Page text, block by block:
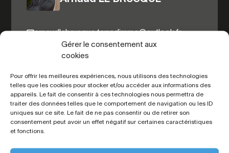
Gérer le consentement aux
cookies
Pour offrir les meilleures expériences, nous utilisons des technologies
telles que les cookies pour stocker et/ou accéder aux informations des
appareils. Le fait de consentir à ces technologies nous permettra de
traiter des données telles que le comportement de navigation ou les ID
uniques sur ce site. Le fait de ne pas consentir ou de retirer son
consentement peut avoir un effet négatif sur certaines caractéristiques
et fonctions.
arnaudlebrusque.terredimmo@outlook.fr
06.82.44.98.31
Autres biens du même secteur